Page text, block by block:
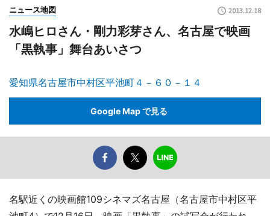
ニュース地図 2013.12.18
水嶋ヒロさん・剛力彩芽さん、名古屋で映画
「黒執事」舞台あいさつ
愛知県名古屋市中村区平池町４－６０－１４
Google Map で見る
名駅近くの映画館109シネマズ名古屋（名古屋市中村区平